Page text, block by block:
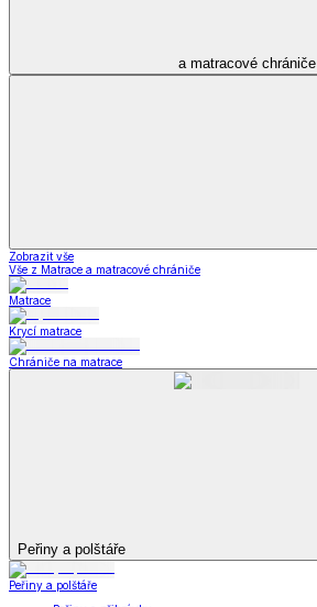
a matracové chrániče
Zobrazit vše
Vše z Matrace a matracové chrániče
Matrace
Krycí matrace
Chrániče na matrace
Peřiny a polštáře
Peřiny a polštáře